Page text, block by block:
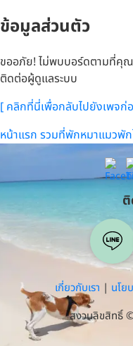
ข้อมูลส่วนตัว
ขออภัย! ไม่พบบอร์ดตามที่คุ
ติดต่อผู้ดูแลระบบ
[ คลิกที่นี่เพื่อกลับไปยังเพจก่
หน้าแรก รวมที่พักหมาแมวพัก
เกี่ยวกับเรา | นโย
สงวนลิขสิทธิ์